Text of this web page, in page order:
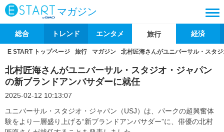
マガジン
総合 トレンド エンタメ 旅行 経済
E START トップページ 旅行 マガジン 北村匠海さんがユニバーサル・スタ
北村匠海さんがユニバーサル・スタジオ・ジャパン
の新ブランドアンバサダーに就任
2025-02-12 10:13:07
ユニバーサル・スタジオ・ジャパン（USJ）は、パークの超興奮体
験をより一層盛り上げる“新ブランドアンバサダー”に、俳優の北村